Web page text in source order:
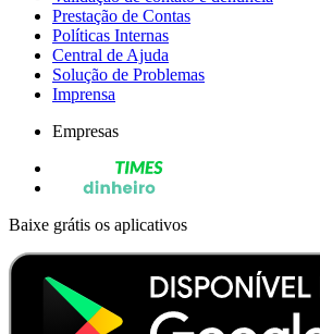
Prestação de Contas
Políticas Internas
Central de Ajuda
Solução de Problemas
Imprensa
Empresas
Baixe grátis os aplicativos